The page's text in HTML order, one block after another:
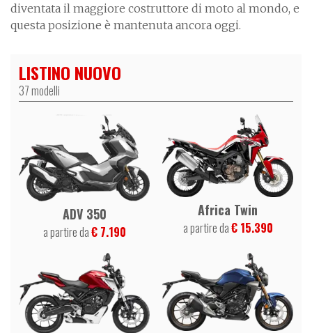
diventata il maggiore costruttore di moto al mondo, e
questa posizione è mantenuta ancora oggi.
LISTINO NUOVO
37 modelli
ADV 350
a partire da€ 7.190
Africa Twin
a partire da€ 15.390